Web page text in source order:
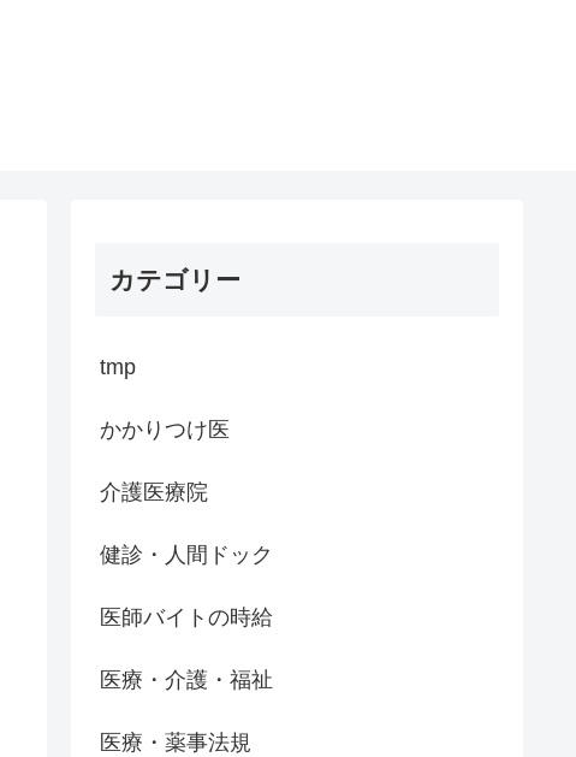
カテゴリー
tmp
かかりつけ医
介護医療院
健診・人間ドック
医師バイトの時給
医療・介護・福祉
医療・薬事法規